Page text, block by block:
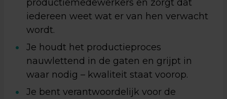
productiemedewerkers en zorgt dat
iedereen weet wat er van hen verwacht
wordt.
Je houdt het productieproces
nauwlettend in de gaten en grijpt in
waar nodig – kwaliteit staat voorop.
Je bent verantwoordelijk voor de